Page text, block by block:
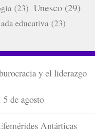
(23) Unesco (29)
educativa (23)
y el liderazgo
de agosto
Antárticas